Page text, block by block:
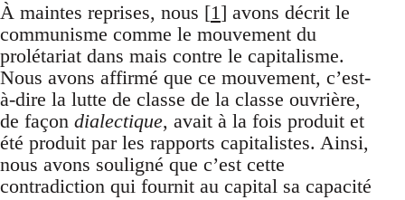
À maintes reprises, nous [1] avons décrit le
communisme comme le mouvement du
prolétariat dans mais contre le capitalisme.
Nous avons affirmé que ce mouvement, c’est-
à-dire la lutte de classe de la classe ouvrière,
de façon dialectique, avait à la fois produit et
été produit par les rapports capitalistes. Ainsi,
nous avons souligné que c’est cette
contradiction qui fournit au capital sa capacité